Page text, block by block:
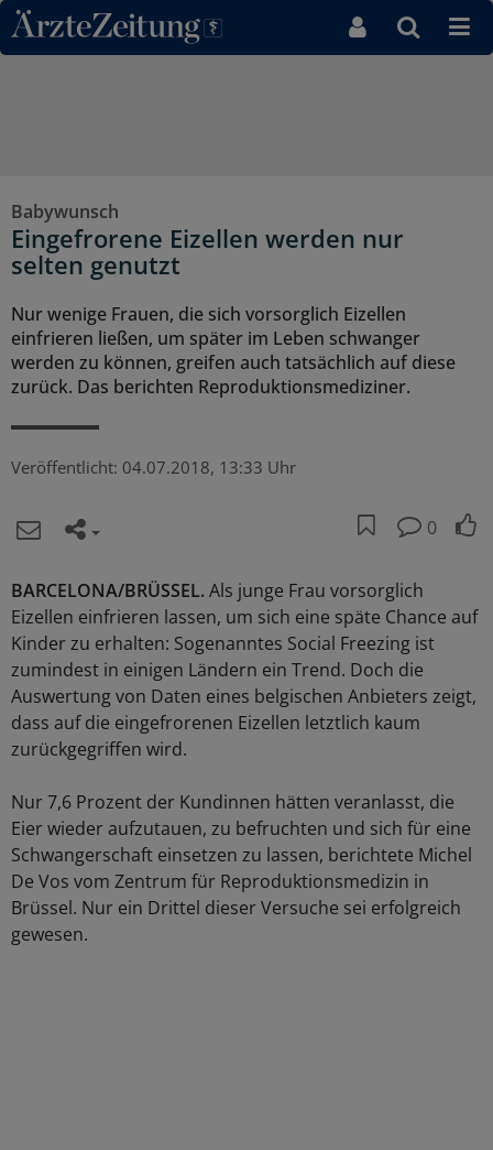
Direkt zum Inhaltsbereich
Babywunsch
Eingefrorene Eizellen werden nur
selten genutzt
Nur wenige Frauen, die sich vorsorglich Eizellen
einfrieren ließen, um später im Leben schwanger
werden zu können, greifen auch tatsächlich auf diese
zurück. Das berichten Reproduktionsmediziner.
Veröffentlicht: 04.07.2018, 13:33 Uhr
0
BARCELONA/BRÜSSEL.Als junge Frau vorsorglich
Eizellen einfrieren lassen, um sich eine späte Chance auf
Kinder zu erhalten: Sogenanntes Social Freezing ist
zumindest in einigen Ländern ein Trend. Doch die
Auswertung von Daten eines belgischen Anbieters zeigt,
dass auf die eingefrorenen Eizellen letztlich kaum
zurückgegriffen wird.
Nur 7,6 Prozent der Kundinnen hätten veranlasst, die
Eier wieder aufzutauen, zu befruchten und sich für eine
Schwangerschaft einsetzen zu lassen, berichtete Michel
De Vos vom Zentrum für Reproduktionsmedizin in
Brüssel. Nur ein Drittel dieser Versuche sei erfolgreich
gewesen.